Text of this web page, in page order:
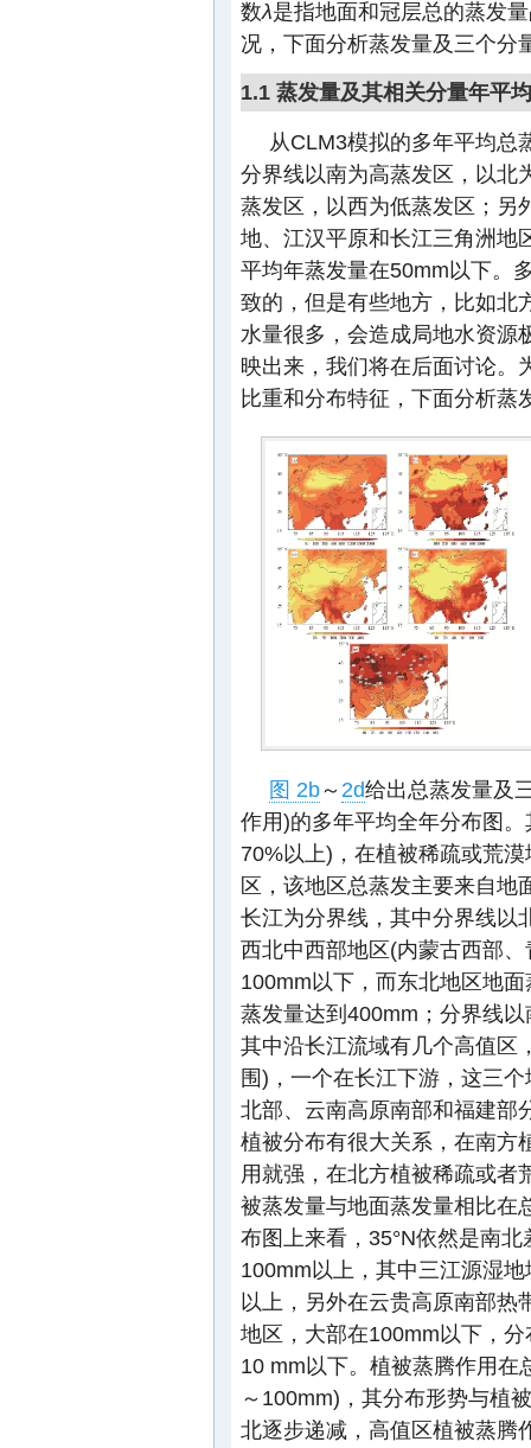
数λ是指地面和冠层总的蒸发
况，下面分析蒸发量及三个分
1.1 蒸发量及其相关分量年平
从CLM3模拟的多年平均总
分界线以南为高蒸发区，以北
蒸发区，以西为低蒸发区；另
地、江汉平原和长江三角洲地
平均年蒸发量在50mm以下。
致的，但是有些地方，比如北
水量很多，会造成局地水资源
映出来，我们将在后面讨论。
比重和分布特征，下面分析蒸
图 2b～ 2d给出总蒸发量及
作用)的多年平均全年分布图
70%以上)，在植被稀疏或荒
区，该地区总蒸发主要来自地
长江为分界线，其中分界线以
西北中西部地区(内蒙古西部
100mm以下，而东北地区地
蒸发量达到400mm；分界线
其中沿长江流域有几个高值区
围)，一个在长江下游，这三
北部、云南高原南部和福建部
植被分布有很大关系，在南方
用就强，在北方植被稀疏或者
被蒸发量与地面蒸发量相比在
布图上来看，35°N依然是南
100mm以上，其中三江源湿
以上，另外在云贵高原南部热
地区，大部在100mm以下，
10 mm以下。植被蒸腾作用在
～100mm)，其分布形势与植
北逐步递减，高值区植被蒸腾